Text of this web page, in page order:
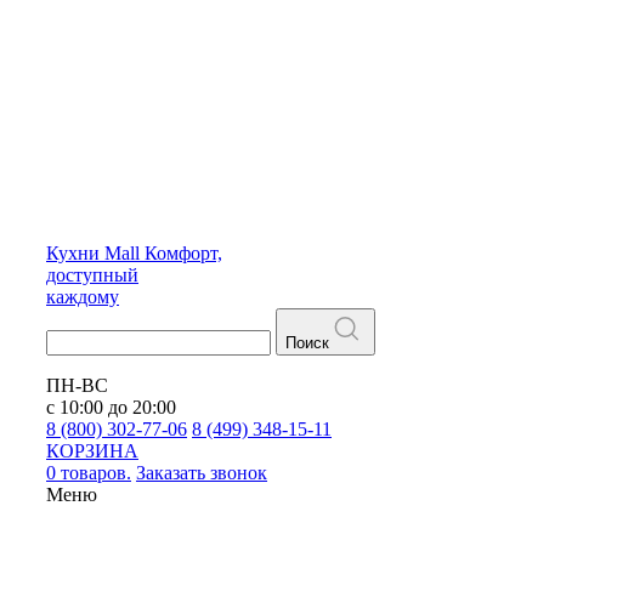
Кухни Mall Комфорт,
доступный
каждому
Поиск
ПН-ВС
с 10:00 до 20:00
8 (800) 302-77-06 8 (499) 348-15-11
КОРЗИНА
0 товаров. Заказать звонок
Меню